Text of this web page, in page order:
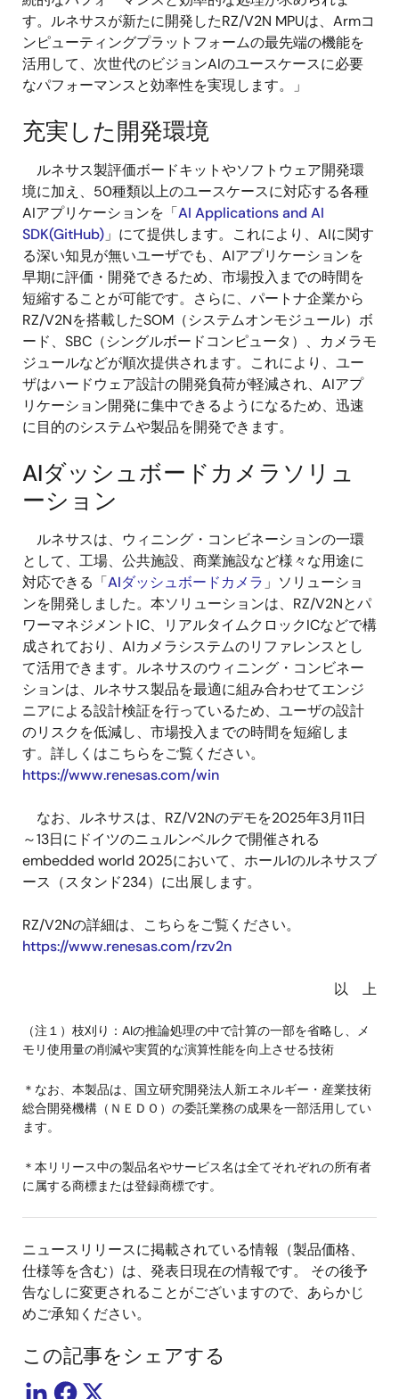
す。ルネサスが新たに開発したRZ/V2N MPUは、Armコ
ンピューティングプラットフォームの最先端の機能を
活用して、次世代のビジョンAIのユースケースに必要
なパフォーマンスと効率性を実現します。」
充実した開発環境
ルネサス製評価ボードキットやソフトウェア開発環
境に加え、50種類以上のユースケースに対応する各種
AIアプリケーションを「AI Applications and AI
SDK(GitHub) 」にて提供します。これにより、AIに関す
る深い知見が無いユーザでも、AIアプリケーションを
早期に評価・開発できるため、市場投入までの時間を
短縮することが可能です。さらに、パートナ企業から
RZ/V2Nを搭載したSOM（システムオンモジュール）ボ
ード、SBC（シングルボードコンピュータ）、カメラモ
ジュールなどが順次提供されます。これにより、ユー
ザはハードウェア設計の開発負荷が軽減され、AIアプ
リケーション開発に集中できるようになるため、迅速
に目的のシステムや製品を開発できます。
AIダッシュボードカメラソリュ
ーション
ルネサスは、ウィニング・コンビネーションの一環
として、工場、公共施設、商業施設など様々な用途に
対応できる「AIダッシュボードカメラ 」ソリューショ
ンを開発しました。本ソリューションは、RZ/V2Nとパ
ワーマネジメントIC、リアルタイムクロックICなどで構
成されており、AIカメラシステムのリファレンスとし
て活用できます。ルネサスのウィニング・コンビネー
ションは、ルネサス製品を最適に組み合わせてエンジ
ニアによる設計検証を行っているため、ユーザの設計
のリスクを低減し、市場投入までの時間を短縮しま
す。詳しくはこちらをご覧ください。
https://www.renesas.com/win
なお、ルネサスは、RZ/V2Nのデモを2025年3月11日
～13日にドイツのニュルンベルクで開催される
embedded world 2025において、ホール1のルネサスブ
ース（スタンド234）に出展します。
RZ/V2Nの詳細は、こちらをご覧ください。
https://www.renesas.com/rzv2n
以 上
（注１）枝刈り：AIの推論処理の中で計算の一部を省略し、メ
モリ使用量の削減や実質的な演算性能を向上させる技術
＊なお、本製品は、国立研究開発法人新エネルギー・産業技術
総合開発機構（ＮＥＤＯ）の委託業務の成果を一部活用してい
ます。
＊本リリース中の製品名やサービス名は全てそれぞれの所有者
に属する商標または登録商標です。
ニュースリリースに掲載されている情報（製品価格、
仕様等を含む）は、発表日現在の情報です。 その後予
告なしに変更されることがございますので、あらかじ
めご承知ください。
この記事をシェアする